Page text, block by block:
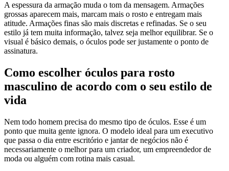
A espessura da armação muda o tom da mensagem. Armações
grossas aparecem mais, marcam mais o rosto e entregam mais
atitude. Armações finas são mais discretas e refinadas. Se o seu
estilo já tem muita informação, talvez seja melhor equilibrar. Se o
visual é básico demais, o óculos pode ser justamente o ponto de
assinatura.
Como escolher óculos para rosto
masculino de acordo com o seu estilo de
vida
Nem todo homem precisa do mesmo tipo de óculos. Esse é um
ponto que muita gente ignora. O modelo ideal para um executivo
que passa o dia entre escritório e jantar de negócios não é
necessariamente o melhor para um criador, um empreendedor de
moda ou alguém com rotina mais casual.